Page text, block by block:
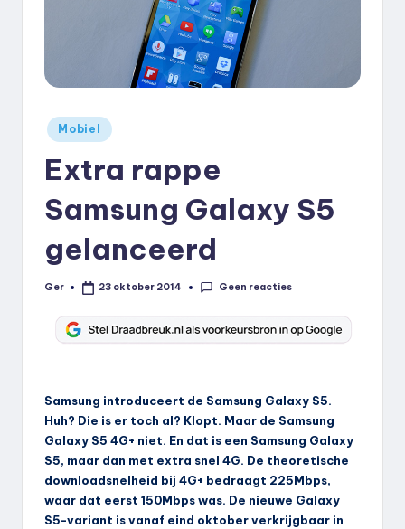
Geplaatst
in
Mobiel
Extra rappe
Samsung Galaxy S5
gelanceerd
Geplaatst
Ger 23 oktober 2014 Geen reacties
Samsung introduceert de Samsung Galaxy S5.
Huh? Die is er toch al? Klopt. Maar de Samsung
Galaxy S5 4G+ niet. En dat is een Samsung Galaxy
S5, maar dan met extra snel 4G. De theoretische
downloadsnelheid bij 4G+ bedraagt 225Mbps,
waar dat eerst 150Mbps was. De nieuwe Galaxy
S5-variant is vanaf eind oktober verkrijgbaar in